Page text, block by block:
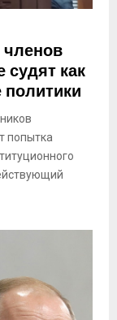
судят как
попытка